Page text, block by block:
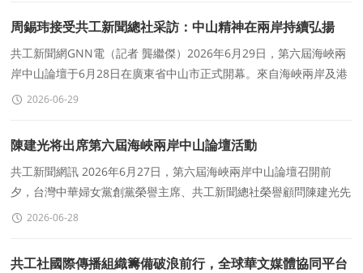
周錫玮接受共工新聞總社采訪：中山精神在兩岸持續弘揚
共工新聞網GNN電（記者 龔繼傑）2026年6月29日，第六屆海峽兩
岸中山論壇于6月28日在廣東省中山市正式開幕。來自海峽兩岸及港
澳地區的各界人士約2000人出席本次活動。
2026-06-29
陳建光将出席第六屆海峽兩岸中山論壇活動
共工新聞網訊 2026年6月27日，第六屆海峽兩岸中山論壇召開前
夕，台灣中華婦女黨創黨榮譽主席、共工新聞總社榮譽顧問陳建光先
生下榻中山，并開展相關交流活動。共工新聞總社榮譽顧
2026-06-28
共工社國際傳播組織籌備破浪前行，全球華文媒體協同平台